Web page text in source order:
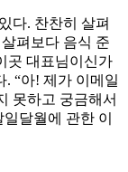
다. 찬찬히 살펴
펴보다 음식 준
곳 대표님이신가
. “아! 제가 이메일
못하고 궁금해서
달월에 관한 이